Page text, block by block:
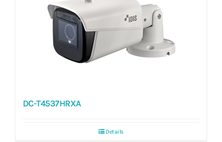
DC-T4537HRXA
Details